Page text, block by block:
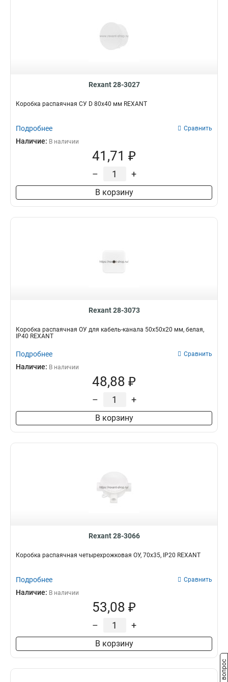
Rexant 28-3027
Коробка распаячная СУ D 80х40 мм REXANT
Подробнее Сравнить
Наличие: В наличии
41,71 ₽
– +
В корзину
Rexant 28-3073
Коробка распаячная ОУ для кабель-канала 50х50х20 мм, белая,
IP40 REXANT
Подробнее Сравнить
Наличие: В наличии
48,88 ₽
– +
В корзину
Rexant 28-3066
Коробка распаячная четырехрожковая ОУ, 70x35, IP20 REXANT
Подробнее Сравнить
Наличие: В наличии
53,08 ₽
– +
В корзину